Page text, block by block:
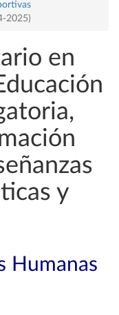
2025)
en
y
Humanas